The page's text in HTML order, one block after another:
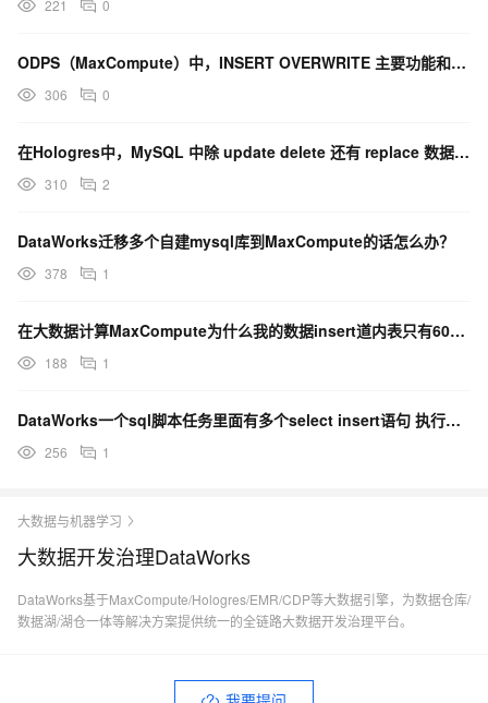
221 0
ODPS（MaxCompute）中，INSERT OVERWRITE 主要功能和使用注意事项是什么？
306 0
在Hologres中，MySQL 中除 update delete 还有 replace 数据吗?
310 2
DataWorks迁移多个自建mysql库到MaxCompute的话怎么办？
378 1
在大数据计算MaxCompute为什么我的数据insert道内表只有60G？
188 1
DataWorks一个sql脚本任务里面有多个select insert语句 执行的时候是并行的吗？
256 1
大数据与机器学习
大数据开发治理DataWorks
DataWorks基于MaxCompute/Hologres/EMR/CDP等大数据引擎，为数据仓库/
数据湖/湖仓一体等解决方案提供统一的全链路大数据开发治理平台。